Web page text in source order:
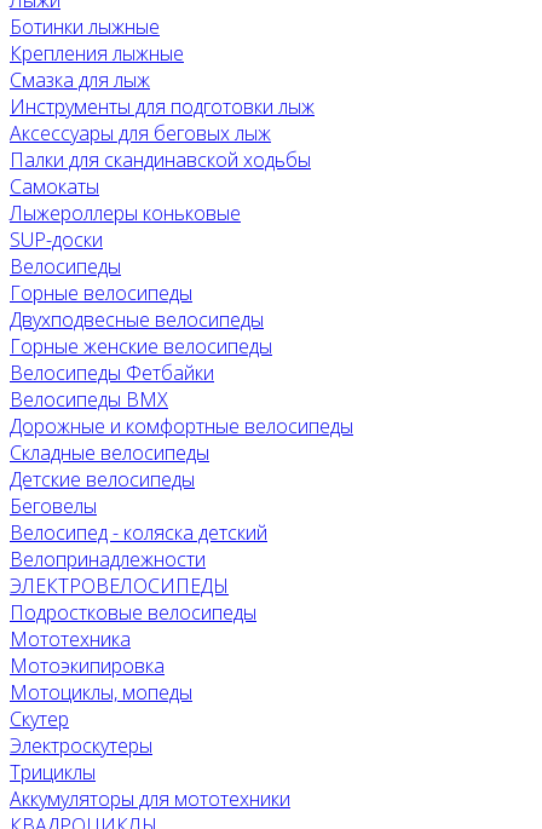
Ботинки лыжные
Крепления лыжные
Смазка для лыж
Инструменты для подготовки лыж
Аксессуары для беговых лыж
Палки для скандинавской ходьбы
Самокаты
Лыжероллеры коньковые
SUP-доски
Велосипеды
Горные велосипеды
Двухподвесные велосипеды
Горные женские велосипеды
Велосипеды Фетбайки
Велосипеды BMX
Дорожные и комфортные велосипеды
Складные велосипеды
Детские велосипеды
Беговелы
Велосипед - коляска детский
Велопринадлежности
ЭЛЕКТРОВЕЛОСИПЕДЫ
Подростковые велосипеды
Мототехника
Мотоэкипировка
Мотоциклы, мопеды
Скутер
Электроскутеры
Трициклы
Аккумуляторы для мототехники